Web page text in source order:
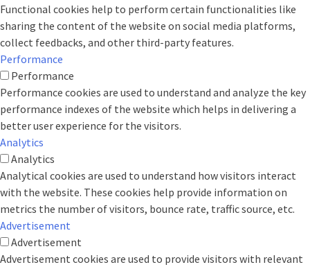
Functional cookies help to perform certain functionalities like
sharing the content of the website on social media platforms,
collect feedbacks, and other third-party features.
Performance
Performance
Performance cookies are used to understand and analyze the key
performance indexes of the website which helps in delivering a
better user experience for the visitors.
Analytics
Analytics
Analytical cookies are used to understand how visitors interact
with the website. These cookies help provide information on
metrics the number of visitors, bounce rate, traffic source, etc.
Advertisement
Advertisement
Advertisement cookies are used to provide visitors with relevant